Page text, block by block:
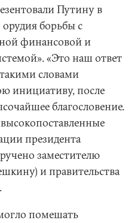
Путину в
борьбы с
финансовой и
«Это наш ответ
словами
инициативу, после
благословение.
президента
заместителю
и правительства
помешать